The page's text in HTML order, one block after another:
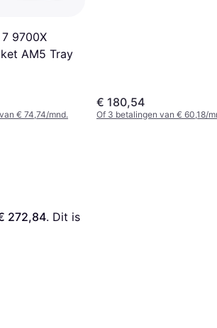
9700X
AM5 Tray
€ 74,74/mnd.
€ 180,54
Of 3 betalingen van € 60,18/
272,84. Dit is